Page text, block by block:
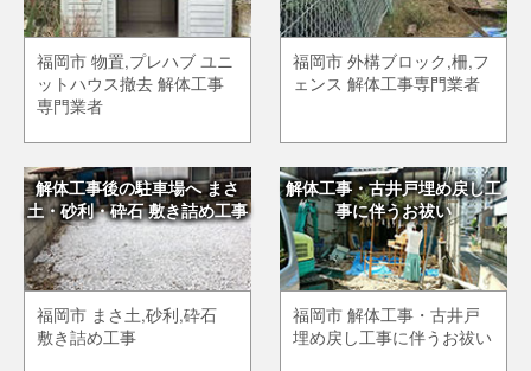
福岡市 物置,プレハブ ユニ
ットハウス撤去 解体工事
専門業者
福岡市 外構ブロック,柵,フ
ェンス 解体工事専門業者
解体工事後の駐車場へ まさ
土・砂利・砕石 敷き詰め工事
福岡市 まさ土,砂利,砕石
敷き詰め工事
解体工事・古井戸埋め戻し工
事に伴うお祓い
福岡市 解体工事・古井戸
埋め戻し工事に伴うお祓い